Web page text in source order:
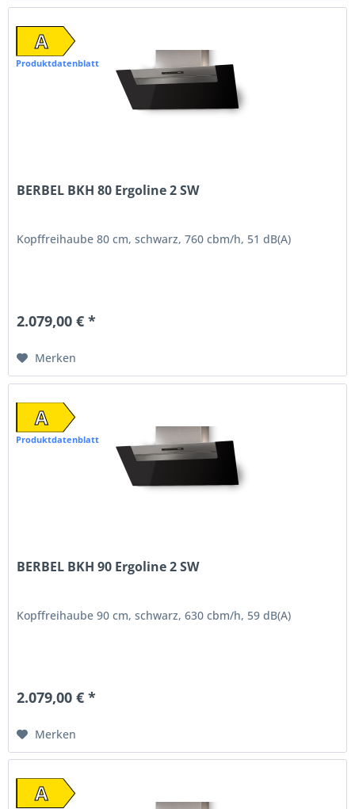
A
Produktdatenblatt
BERBEL BKH 80 Ergoline 2 SW
Kopffreihaube 80 cm, schwarz, 760 cbm/h, 51 dB(A)
2.079,00 € *
Merken
A
Produktdatenblatt
BERBEL BKH 90 Ergoline 2 SW
Kopffreihaube 90 cm, schwarz, 630 cbm/h, 59 dB(A)
2.079,00 € *
Merken
A